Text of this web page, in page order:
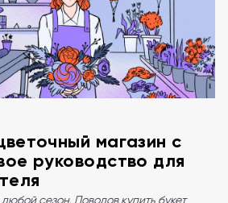
магазин с
руководство для
сезон. Поводов купить букет